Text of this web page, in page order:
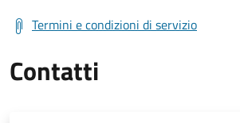
Termini e condizioni di servizio
Contatti